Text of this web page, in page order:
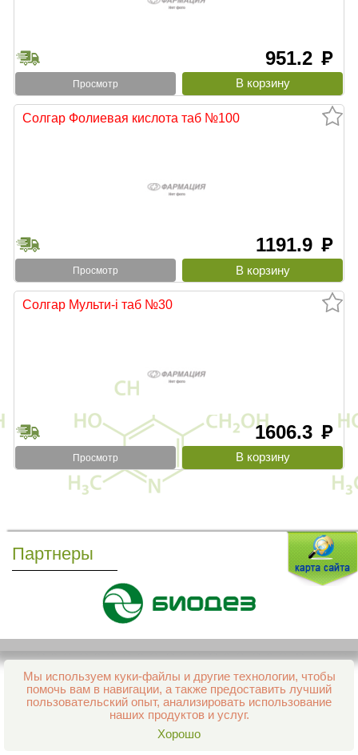
951.2 руб
Просмотр
Солгар Фолиевая кислота таб №100
1191.9 руб
Просмотр
Солгар Мульти-i таб №30
1606.3 руб
Просмотр
Партнеры
Мы используем куки-файлы и другие технологии, чтобы
помочь вам в навигации, а также предоставить лучший
пользовательский опыт, анализировать использование
наших продуктов и услуг.
Хорошо
Все права защищены и охраняются законом
© 2013–2026 Интернет-аптека Фармация
support@aptekapenza.ru
Телефон: Служба обработки заказов 99-98-28